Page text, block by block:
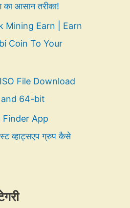
का आसान तरीका!
Mining Earn | Earn
Coin To Your
File Download
64-bit
Finder App
व्हाट्सएप ग्रुप कैसे